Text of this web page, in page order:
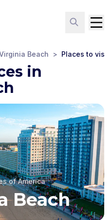
Beach > Places to visit
in
of America
Beach